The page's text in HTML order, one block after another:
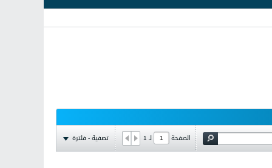
الصفحة لـ1 تصفية - فلترة